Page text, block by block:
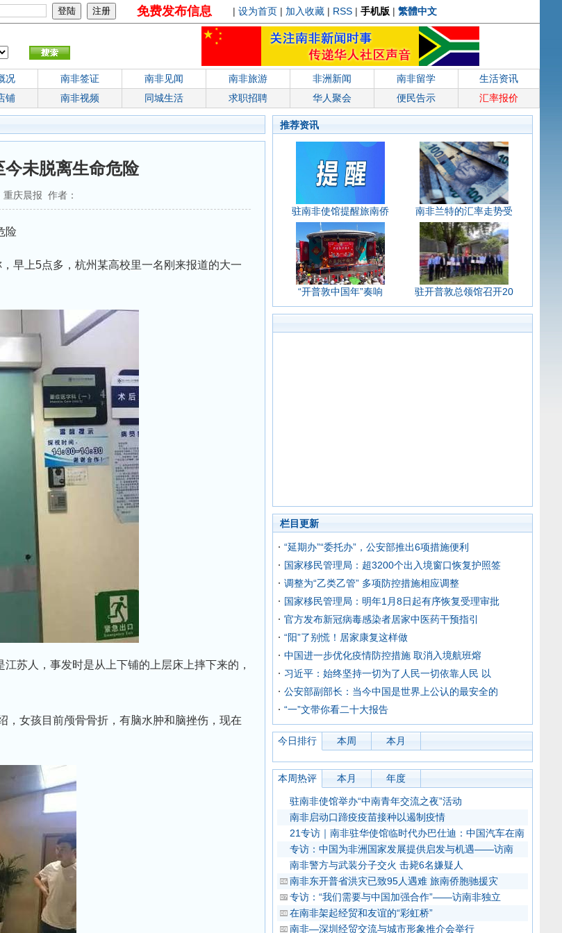
免费发布信息 | 设为首页 | 加入收藏 | RSS | 手机版 | 繁體中文
况 南非签证 南非见闻 南非旅游 非洲新闻 南非留学
生活资讯
铺 南非视频 同城生活 求职招聘 华人聚会 便民告示 汇率报价
未脱离生命危险
庆晨报 作者：
危险
上5点多，杭州某高校里一名刚来报道的大一
人，事发时是从上下铺的上层床上摔下来的，
女孩目前颅骨骨折，有脑水肿和脑挫伤，现在
推荐资讯
驻南非使馆提醒旅南侨 南非兰特的汇率走势受
“开普敦中国年”奏响 驻开普敦总领馆召开20
栏目更新
“延期办”“委托办”，公安部推出6项措施便利
国家移民管理局：超3200个出入境窗口恢复护照签
调整为“乙类乙管” 多项防控措施相应调整
国家移民管理局：明年1月8日起有序恢复受理审批
官方发布新冠病毒感染者居家中医药干预指引
“阳”了别慌！居家康复这样做
中国进一步优化疫情防控措施 取消入境航班熔
习近平：始终坚持一切为了人民一切依靠人民 以
公安部副部长：当今中国是世界上公认的最安全的
“一”文带你看二十大报告
今日排行 本周 本月
本周热评 本月 年度
驻南非使馆举办“中南青年交流之夜”活动
南非启动口蹄疫疫苗接种以遏制疫情
21专访｜南非驻华使馆临时代办巴仕迪：中国汽车在南
专访：中国为非洲国家发展提供启发与机遇——访南
南非警方与武装分子交火 击毙6名嫌疑人
南非东开普省洪灾已致95人遇难 旅南侨胞驰援灾
专访：“我们需要与中国加强合作”——访南非独立
在南非架起经贸和友谊的“彩虹桥”
南非—深圳经贸交流与城市形象推介会举行